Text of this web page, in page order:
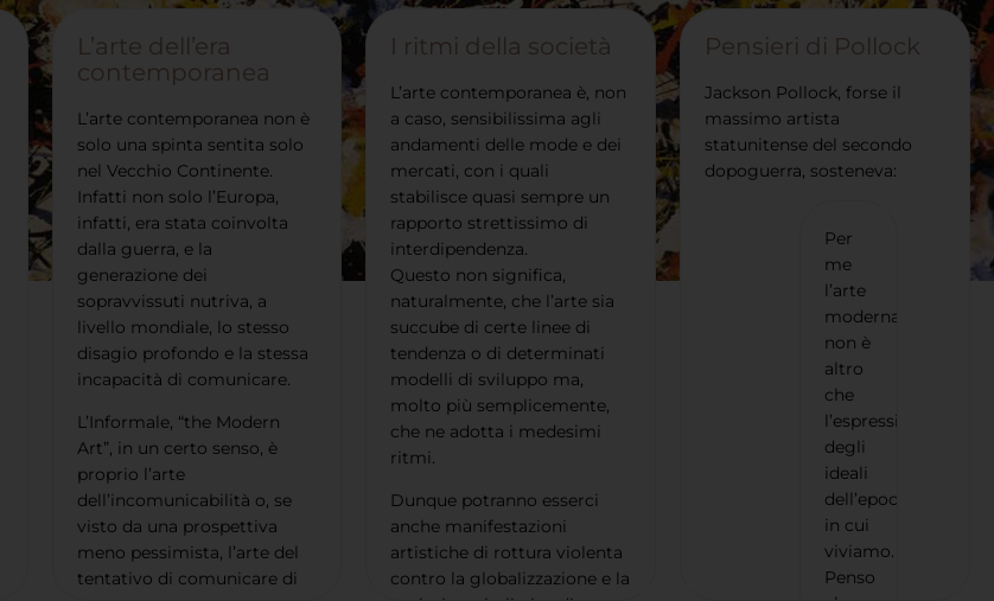
L’arte dell’era
contemporanea
L’arte contemporanea non è
solo una spinta sentita solo
nel Vecchio Continente.
Infatti non solo l’Europa,
infatti, era stata coinvolta
dalla guerra, e la
generazione dei
sopravvissuti nutriva, a
livello mondiale, lo stesso
disagio profondo e la stessa
incapacità di comunicare.
L’Informale, “the Modern
Art”, in un certo senso, è
proprio l’arte
dell’incomunicabilità o, se
visto da una prospettiva
meno pessimista, l’arte del
tentativo di comunicare di
I ritmi della società
L’arte contemporanea è, non
a caso, sensibilissima agli
andamenti delle mode e dei
mercati, con i quali
stabilisce quasi sempre un
rapporto strettissimo di
interdipendenza.
Questo non significa,
naturalmente, che l’arte sia
succube di certe linee di
tendenza o di determinati
modelli di sviluppo ma,
molto più semplicemente,
che ne adotta i medesimi
ritmi.
Dunque potranno esserci
anche manifestazioni
artistiche di rottura violenta
contro la globalizzazione e la
Pensieri di Pollock
Jackson Pollock, forse il
massimo artista
statunitense del secondo
dopoguerra, sosteneva:
Per
me
l’arte
moderna
non è
altro
che
l’espressione
degli
ideali
dell’epoca
in cui
viviamo.
Penso